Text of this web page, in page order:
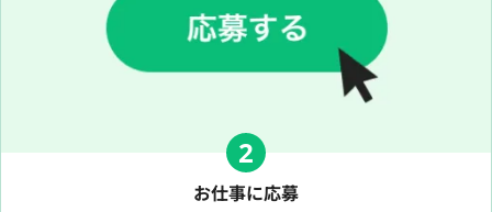
2
お仕事に応募